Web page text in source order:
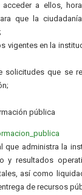
a ellos,
que la
vigentes en la
que se
pública
que administra la
y resultados
así como
de recursos